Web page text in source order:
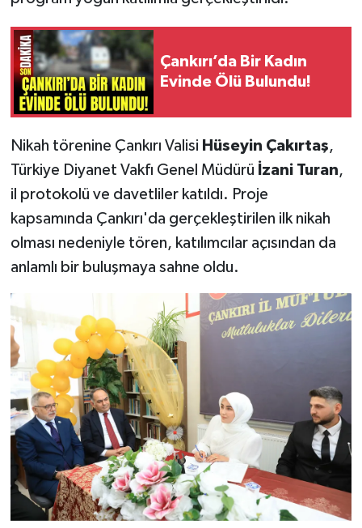
Çankırı’da Bir Kadın
Evinde Ölü Bulundu!
Nikah törenine Çankırı Valisi Hüseyin Çakırtaş,
Türkiye Diyanet Vakfı Genel Müdürü İzani Turan,
il protokolü ve davetliler katıldı. Proje
kapsamında Çankırı'da gerçekleştirilen ilk nikah
olması nedeniyle tören, katılımcılar açısından da
anlamlı bir buluşmaya sahne oldu.